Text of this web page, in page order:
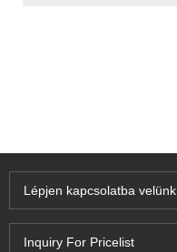
Lépjen kapcsolatba velünk
Inquiry For Pricelist